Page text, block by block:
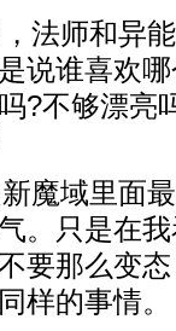
师和异能
说谁喜欢
?不够漂亮
域里面最
。只是在
要那么变
样的事情。